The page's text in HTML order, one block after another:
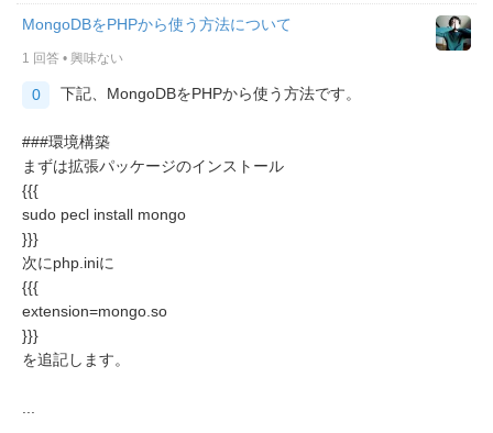
MongoDBをPHPから使う方法について
1 回答 • 興味ない
0 下記、MongoDBをPHPから使う方法です。
###環境構築
まずは拡張パッケージのインストール
{{{
sudo pecl install mongo
}}}
次にphp.iniに
{{{
extension=mongo.so
}}}
を追記します。